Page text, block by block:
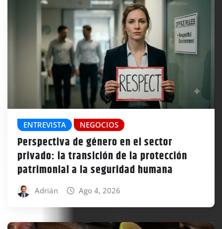
ENTREVISTA NEGOCIOS
Perspectiva de género en el sector
privado: la transición de la protección
patrimonial a la seguridad humana
Adrián Ago 4, 2026